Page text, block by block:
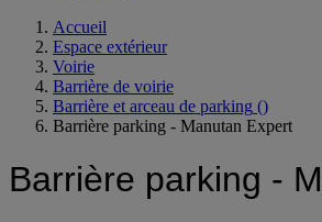
Accueil
Espace extérieur
Voirie
Barrière de voirie
Barrière et arceau de parking ()
Barrière parking - Manutan Expert
Barrière parking -